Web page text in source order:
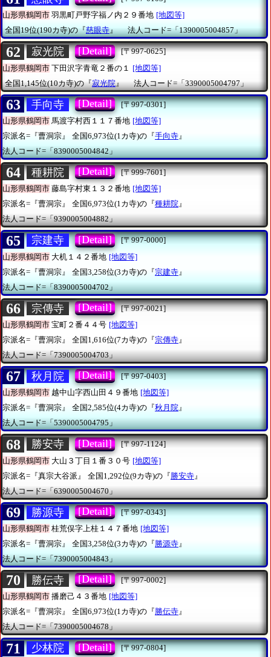
山形県鶴岡市 羽黒町戸野字福ノ内２９番地 [地図等]
全国19位(190カ寺)の『慈眼寺』 法人コード=「1390005004857」
62 寂光院 [Detail]
[〒997-0625]
山形県鶴岡市 下田沢字青竜２番の１
[地図等]
全国1,145位(10カ寺)の『寂光院』 法人コード=「3390005004797」
63 手向寺 [Detail]
[〒997-0301]
山形県鶴岡市 馬渡字村西１１７番地 [地図等]
宗派名=『曹洞宗』
全国6,973位(1カ寺)の『手向寺』
法人コード=「8390005004842」
64 種耕院 [Detail]
[〒999-7601]
山形県鶴岡市 藤島字村東１３２番地 [地図等]
宗派名=『曹洞宗』
全国6,973位(1カ寺)の『種耕院』
法人コード=「9390005004882」
65 宗建寺 [Detail]
[〒997-0000]
山形県鶴岡市 大机１４２番地 [地図等]
宗派名=『曹洞宗』
全国3,258位(3カ寺)の『宗建寺 』
法人コード=「8390005004702」
66 宗傳寺 [Detail]
[〒997-0021]
山形県鶴岡市 宝町２番４４号 [地図等]
宗派名=『曹洞宗』
全国1,616位(7カ寺)の『宗傳寺』
法人コード=「7390005004703」
67 秋月院 [Detail]
[〒997-0403]
山形県鶴岡市 越中山字西山田４９番地 [地図等]
宗派名=『曹洞宗』
全国2,585位(4カ寺)の『秋月院』
法人コード=「5390005004795」
68 勝安寺 [Detail]
[〒997-1124]
山形県鶴岡市 大山３丁目１番３０号 [地図等]
宗派名=『真宗大谷派』
全国1,292位(9カ寺)の『勝安寺 』
法人コード=「6390005004670」
69 勝源寺 [Detail]
[〒997-0343]
山形県鶴岡市 桂荒俣字上桂１４７番地 [地図等]
宗派名=『曹洞宗』
全国3,258位(3カ寺)の『勝源寺』
法人コード=「7390005004843」
70 勝伝寺 [Detail]
[〒997-0002]
山形県鶴岡市 播磨己４３番地 [地図等]
宗派名=『曹洞宗』
全国6,973位(1カ寺)の『勝伝寺』
法人コード=「7390005004678」
71 少林院 [Detail]
[〒997-0804]